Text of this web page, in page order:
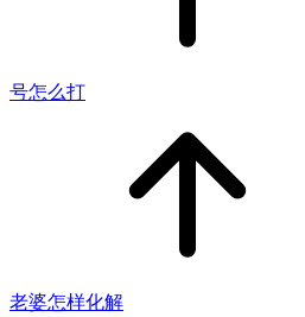
号怎么打
老婆怎样化解